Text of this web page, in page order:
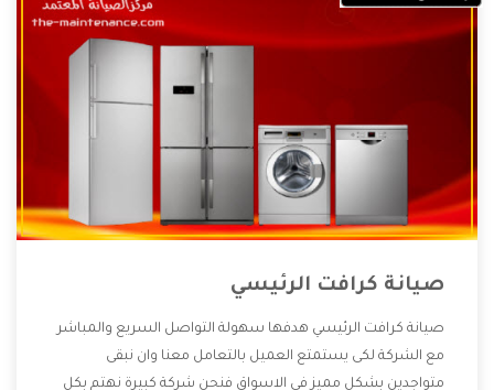
صيانة كرافت الرئيسي
صيانة كرافت الرئيسي هدفها سهولة التواصل السريع والمباشر
مع الشركة لكى يستمتع العميل بالتعامل معنا وان نبقى
متواجدين بشكل مميز فى الاسواق فنحن شركة كبيرة نهتم بكل